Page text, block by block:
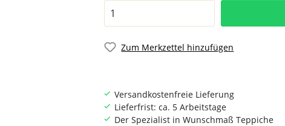
Zum Merkzettel hinzufügen
Versandkostenfreie Lieferung
Lieferfrist: ca. 5 Arbeitstage
Der Spezialist in Wunschmaß Teppiche